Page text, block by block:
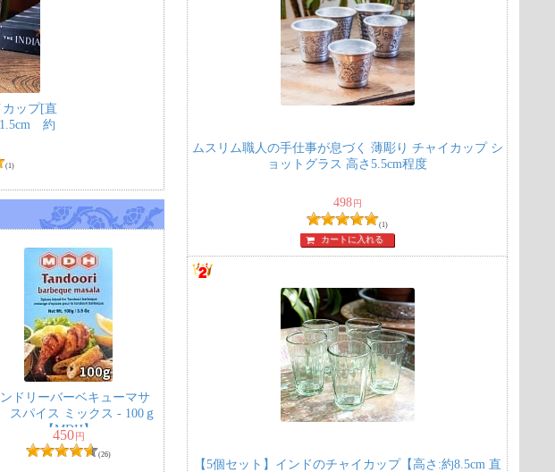
カップ[直
約
(1)
ドリーバーベキューマサ
パイス ミックス - 100ｇ
【MDH】
450円
(26)
ムスリム職人の手仕事が息づく 薄彫り チャイカップ シ
ョットグラス 高さ5.5cm程度
498円
(1)
カートに入れる
【5個セット】インドのチャイカップ【高さ:約8.5cm 直